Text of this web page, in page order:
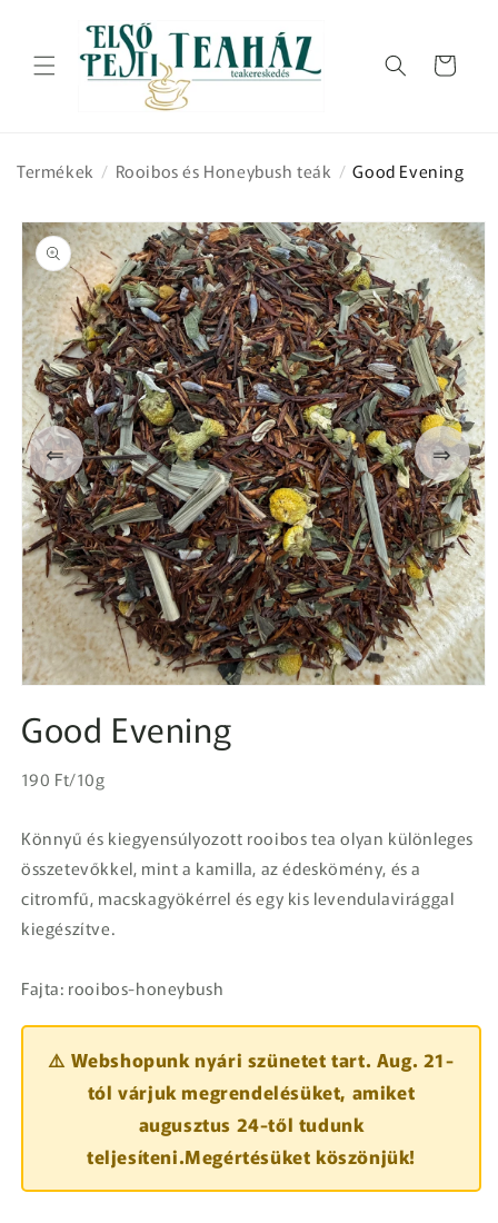
tartalomhoz
Kosár
Termékek / Rooibos és Honeybush teák / Good Evening
⇐
Kihagyás, és
ugrás a
termékadatokra
megnyitása
a
párbeszédpanelen
⇒
Good Evening
Normál
Egységár
190 Ft/10g
Könnyű és kiegyensúlyozott rooibos tea olyan különleges
összetevőkkel, mint a kamilla, az édeskömény, és a
citromfű, macskagyökérrel és egy kis levendulavirággal
kiegészítve.
Fajta: rooibos-honeybush
⚠️ Webshopunk nyári szünetet tart. Aug. 21-
tól várjuk megrendelésüket, amiket
augusztus 24-től tudunk
teljesíteni.Megértésüket köszönjük!